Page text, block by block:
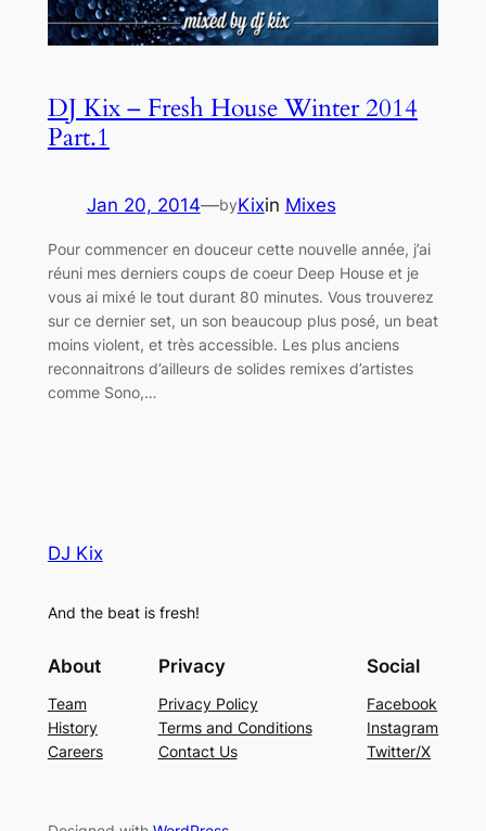
DJ Kix – Fresh House Winter 2014
Part.1
Jan 20, 2014—byKixin Mixes
Pour commencer en douceur cette nouvelle année, j’ai
réuni mes derniers coups de coeur Deep House et je
vous ai mixé le tout durant 80 minutes. Vous trouverez
sur ce dernier set, un son beaucoup plus posé, un beat
moins violent, et très accessible. Les plus anciens
reconnaitrons d’ailleurs de solides remixes d’artistes
comme Sono,…
DJ Kix
And the beat is fresh!
About
Team
History
Careers
Privacy
Privacy Policy
Terms and Conditions
Contact Us
Social
Facebook
Instagram
Twitter/X